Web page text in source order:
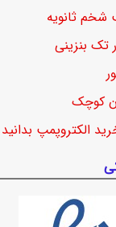
شخم ثانویه
تک بنزینی
کوچک
الکتروپمپ بدانید